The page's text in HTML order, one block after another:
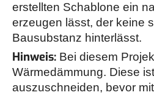
erstellten Schablone ein
erzeugen lässt, der keine
Bausubstanz hinterlässt.
Hinweis: Bei diesem
Wärmedämmung. Diese
auszuschneiden, bevor